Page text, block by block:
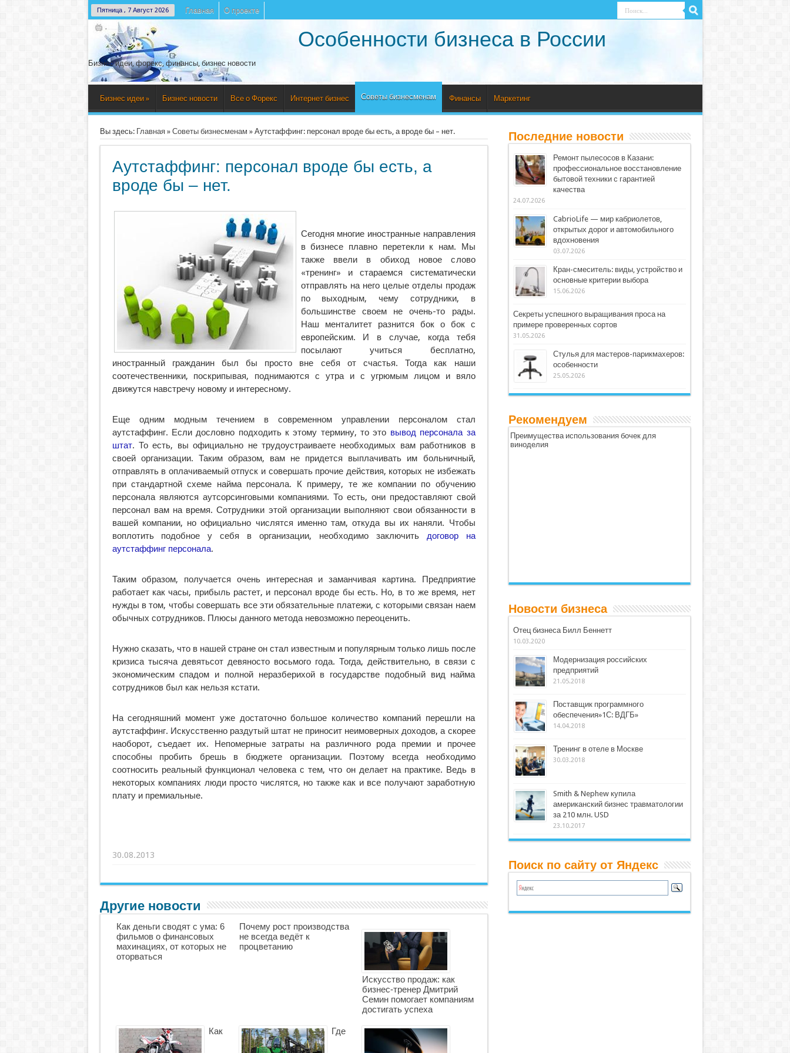
Пятница , 7 Август 2026 Главная О проекте
Особенности бизнеса в России
Бизнес идеи, форекс, финансы, бизнес новости
Бизнес идеи » Бизнес новости Все о Форекс Интернет бизнес Советы бизнесменам Финансы Маркетинг
Вы здесь: Главная» Советы бизнесменам » Аутстаффинг: персонал вроде бы есть, а вроде бы – нет.
Аутстаффинг: персонал вроде бы есть, а
вроде бы – нет.
Сегодня многие иностранные направления
в бизнесе плавно перетекли к нам. Мы
также ввели в обиход новое слово
«тренинг» и стараемся систематически
отправлять на него целые отделы продаж
по выходным, чему сотрудники, в
большинстве своем не очень-то рады.
Наш менталитет разнится бок о бок с
европейским. И в случае, когда тебя
посылают учиться бесплатно,
иностранный гражданин был бы просто вне себя от счастья. Тогда как наши
соотечественники, поскрипывая, поднимаются с утра и с угрюмым лицом и вяло
движутся навстречу новому и интересному.
Еще одним модным течением в современном управлении персоналом стал
аутстаффинг. Если дословно подходить к этому термину, то это вывод персонала за
штат. То есть, вы официально не трудоустраиваете необходимых вам работников в
своей организации. Таким образом, вам не придется выплачивать им больничный,
отправлять в оплачиваемый отпуск и совершать прочие действия, которых не избежать
при стандартной схеме найма персонала. К примеру, те же компании по обучению
персонала являются аутсорсинговыми компаниями. То есть, они предоставляют свой
персонал вам на время. Сотрудники этой организации выполняют свои обязанности в
вашей компании, но официально числятся именно там, откуда вы их наняли. Чтобы
воплотить подобное у себя в организации, необходимо заключить договор на
аутстаффинг персонала.
Таким образом, получается очень интересная и заманчивая картина. Предприятие
работает как часы, прибыль растет, и персонал вроде бы есть. Но, в то же время, нет
нужды в том, чтобы совершать все эти обязательные платежи, с которыми связан наем
обычных сотрудников. Плюсы данного метода невозможно переоценить.
Нужно сказать, что в нашей стране он стал известным и популярным только лишь после
кризиса тысяча девятьсот девяносто восьмого года. Тогда, действительно, в связи с
экономическим спадом и полной неразберихой в государстве подобный вид найма
сотрудников был как нельзя кстати.
На сегодняшний момент уже достаточно большое количество компаний перешли на
аутстаффинг. Искусственно раздутый штат не приносит неимоверных доходов, а скорее
наоборот, съедает их. Непомерные затраты на различного рода премии и прочее
способны пробить брешь в бюджете организации. Поэтому всегда необходимо
соотносить реальный функционал человека с тем, что он делает на практике. Ведь в
некоторых компаниях люди просто числятся, но также как и все получают заработную
плату и премиальные.
30.08.2013
Другие новости
Как деньги сводят с ума: 6
фильмов о финансовых
махинациях, от которых не
оторваться
Почему рост производства
не всегда ведёт к
процветанию
Искусство продаж: как
бизнес-тренер Дмитрий
Семин помогает компаниям
достигать успеха
Как Где
Последние новости
Ремонт пылесосов в Казани:
профессиональное восстановление
бытовой техники с гарантией
качества
24.07.2026
CabrioLife — мир кабриолетов,
открытых дорог и автомобильного
вдохновения
03.07.2026
Кран-смеситель: виды, устройство и
основные критерии выбора
15.06.2026
Секреты успешного выращивания проса на
примере проверенных сортов
31.05.2026
Стулья для мастеров-парикмахеров:
особенности
25.05.2026
Рекомендуем
Преимущества использования бочек для
виноделия
Новости бизнеса
Отец бизнеса Билл Беннетт
10.03.2020
Модернизация российских
предприятий
21.05.2018
Поставщик программного
обеспечения»1С: ВДГБ»
14.04.2018
Тренинг в отеле в Москве
30.03.2018
Smith & Nephew купила
американский бизнес травматологии
за 210 млн. USD
23.10.2017
Поиск по сайту от Яндекс